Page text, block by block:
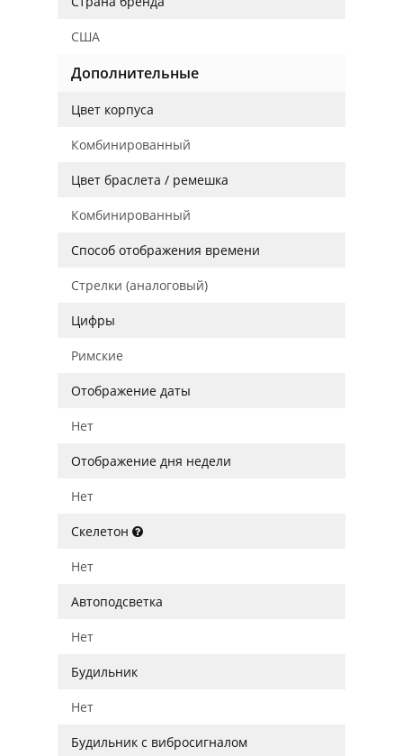
США
Дополнительные
Цвет корпуса
Комбинированный
Цвет браслета / ремешка
Комбинированный
Способ отображения времени
Стрелки (аналоговый)
Цифры
Римские
Отображение даты
Нет
Отображение дня недели
Нет
Скелетон
Нет
Автоподсветка
Нет
Будильник
Нет
Будильник с вибросигналом